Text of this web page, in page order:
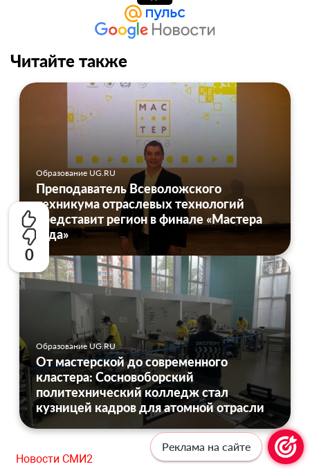
0
Читайте также
Образование UG.RU
Преподаватель Всеволожского
техникума отраслевых технологий
представит регион в финале «Мастера
года»
Образование UG.RU
От мастерской до современного
кластера: Сосновоборский
политехнический колледж стал
кузницей кадров для атомной отрасли
Новости СМИ2
Реклама на сайте